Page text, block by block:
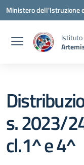
Vai ai contenuti
Vai al menu di navigazione
Vai al footer
Ministero dell'Istruzione
Istituto
s. 2023/
cl.1^ e 4^